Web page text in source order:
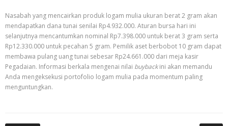
Nasabah yang mencairkan produk logam mulia ukuran berat 2 gram akan
mendapatkan dana tunai senilai Rp4.932.000. Aturan bursa hari ini
selanjutnya mencantumkan nominal Rp7.398.000 untuk berat 3 gram serta
Rp12.330.000 untuk pecahan 5 gram. Pemilik aset berbobot 10 gram dapat
membawa pulang uang tunai sebesar Rp24.661.000 dari meja kasir
Pegadaian. Informasi berkala mengenai nilai buybackini akan memandu
Anda mengeksekusi portofolio logam mulia pada momentum paling
menguntungkan.